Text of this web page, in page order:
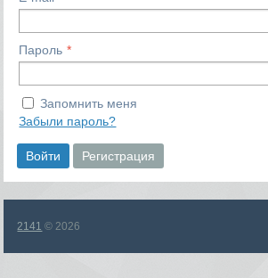
Пароль
Запомнить меня
Забыли пароль?
Войти Регистрация
2141 © 2026